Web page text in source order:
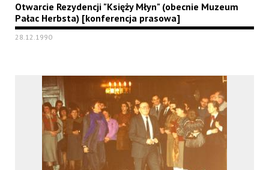
Otwarcie Rezydencji "Księży Młyn" (obecnie Muzeum
Pałac Herbsta) [konferencja prasowa]
28.12.1990